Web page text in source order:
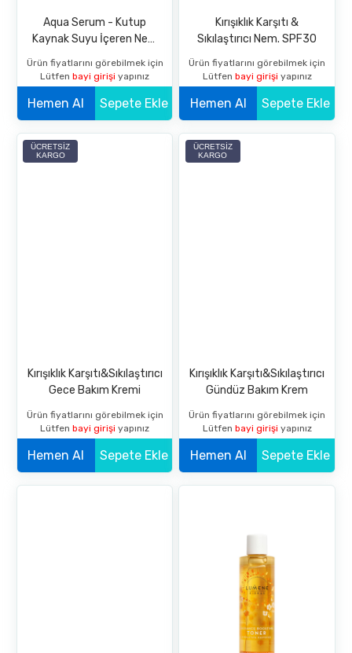
Aqua Serum - Kutup
Kaynak Suyu İçeren Nem
Ürün fiyatlarını görebilmek için
Lütfenbayi girişiyapınız
Hemen Al Sepete Ekle
Kırışıklık Karşıtı &
Sıkılaştırıcı Nem. SPF30
Ürün fiyatlarını görebilmek için
Lütfen bayi girişi yapınız
Hemen Al Sepete Ekle
ÜCRETSIZ
KARGO
Kırışıklık Karşıtı&Sıkılaştırıcı
Gece Bakım Kremi
Ürün fiyatlarını görebilmek için
Lütfenbayi girişiyapınız
Hemen Al Sepete Ekle
ÜCRETSIZ
KARGO
Kırışıklık Karşıtı&Sıkılaştırıcı
Gündüz Bakım Krem
Ürün fiyatlarını görebilmek için
Lütfen bayi girişi yapınız
Hemen Al Sepete Ekle